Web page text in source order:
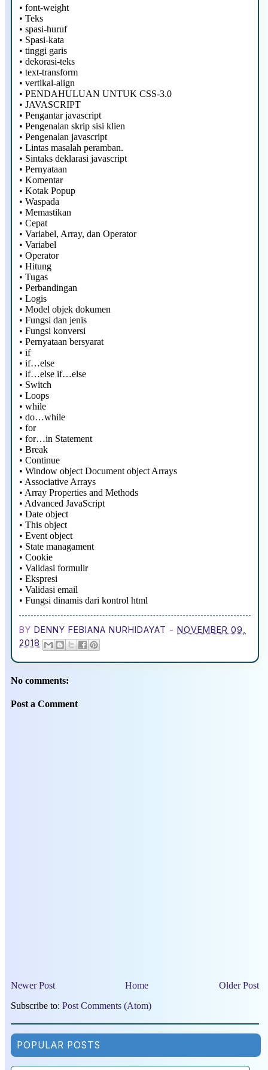
• font-weight
• Teks
• spasi-huruf
• Spasi-kata
• tinggi garis
• dekorasi-teks
• text-transform
• vertikal-align
• PENDAHULUAN UNTUK CSS-3.0
• JAVASCRIPT
• Pengantar javascript
• Pengenalan skrip sisi klien
• Pengenalan javascript
• Lintas masalah peramban.
• Sintaks deklarasi javascript
• Pernyataan
• Komentar
• Kotak Popup
• Waspada
• Memastikan
• Cepat
• Variabel, Array, dan Operator
• Variabel
• Operator
• Hitung
• Tugas
• Perbandingan
• Logis
• Model objek dokumen
• Fungsi dan jenis
• Fungsi konversi
• Pernyataan bersyarat
• if
• if…else
• if…else if…else
• Switch
• Loops
• while
• do…while
• for
• for…in Statement
• Break
• Continue
• Window object Document object Arrays
• Associative Arrays
• Array Properties and Methods
• Advanced JavaScript
• Date object
• This object
• Event object
• State managament
• Cookie
• Validasi formulir
• Ekspresi
• Validasi email
• Fungsi dinamis dari kontrol html
BY DENNY FEBIANA NURHIDAYAT - NOVEMBER 09,
2018
No comments:
Post a Comment
Newer Post Older Post
Home
Subscribe to: Post Comments (Atom)
POPULAR POSTS